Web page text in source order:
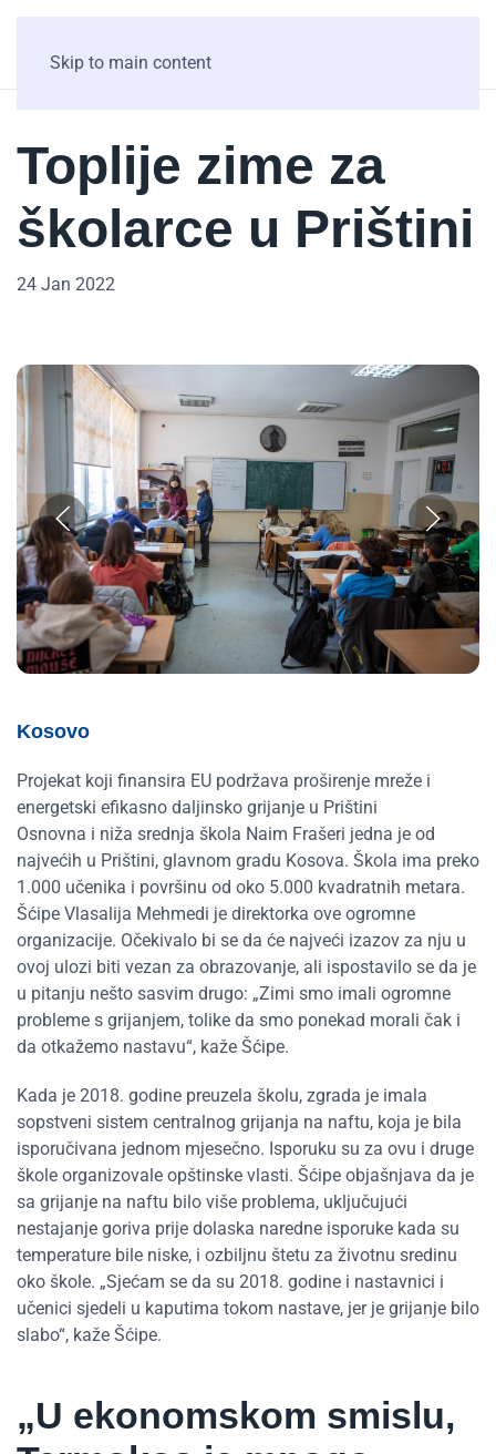
Skip to main content
Toplije zime za
školarce u Prištini
24 Jan 2022
Kosovo
Projekat koji finansira EU podržava proširenje mreže i
energetski efikasno daljinsko grijanje u Prištini
Osnovna i niža srednja škola Naim Frašeri jedna je od
najvećih u Prištini, glavnom gradu Kosova. Škola ima preko
1.000 učenika i površinu od oko 5.000 kvadratnih metara.
Šćipe Vlasalija Mehmedi je direktorka ove ogromne
organizacije. Očekivalo bi se da će najveći izazov za nju u
ovoj ulozi biti vezan za obrazovanje, ali ispostavilo se da je
u pitanju nešto sasvim drugo: „Zimi smo imali ogromne
probleme s grijanjem, tolike da smo ponekad morali čak i
da otkažemo nastavu“, kaže Šćipe.
Kada je 2018. godine preuzela školu, zgrada je imala
sopstveni sistem centralnog grijanja na naftu, koja je bila
isporučivana jednom mjesečno. Isporuku su za ovu i druge
škole organizovale opštinske vlasti. Šćipe objašnjava da je
sa grijanje na naftu bilo više problema, uključujući
nestajanje goriva prije dolaska naredne isporuke kada su
temperature bile niske, i ozbiljnu štetu za životnu sredinu
oko škole. „Sjećam se da su 2018. godine i nastavnici i
učenici sjedeli u kaputima tokom nastave, jer je grijanje bilo
slabo“, kaže Šćipe.
„U ekonomskom smislu,